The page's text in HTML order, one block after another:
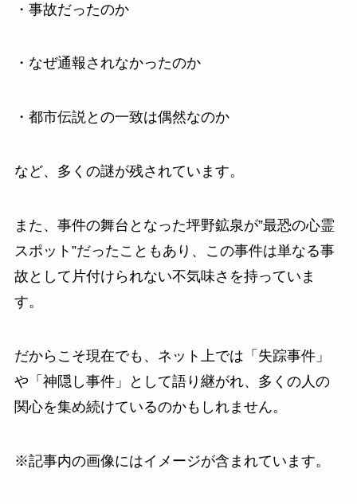
・事故だったのか
・なぜ通報されなかったのか
・都市伝説との一致は偶然なのか
など、多くの謎が残されています。
また、事件の舞台となった坪野鉱泉が”最恐の心霊
スポット”だったこともあり、この事件は単なる事
故として片付けられない不気味さを持っていま
す。
だからこそ現在でも、ネット上では「失踪事件」
や「神隠し事件」として語り継がれ、多くの人の
関心を集め続けているのかもしれません。
※記事内の画像にはイメージが含まれています。